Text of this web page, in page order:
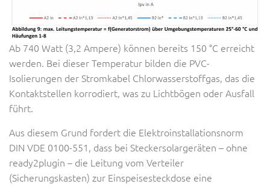
Ab 740 Watt (3,2 Ampere) können bereits 150 °C erreicht
werden. Bei dieser Temperatur bilden die PVC-
Isolierungen der Stromkabel Chlorwasserstoffgas, das die
Kontaktstellen korrodiert, was zu Lichtbögen oder Ausfall
führt.
Aus diesem Grund fordert die Elektroinstallationsnorm
DIN VDE 0100-551, dass bei Steckersolargeräten – ohne
ready2plugin – die Leitung vom Verteiler
(Sicherungskasten) zur Einspeisesteckdose eine